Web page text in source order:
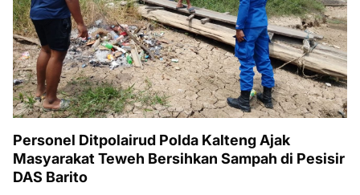
Personel Ditpolairud Polda Kalteng Ajak
Masyarakat Teweh Bersihkan Sampah di Pesisir
DAS Barito